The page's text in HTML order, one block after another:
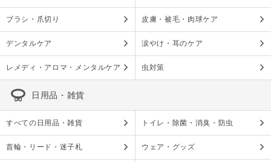
ブラシ・爪切り 皮膚・被毛・肉球ケア
デンタルケア 涙やけ・耳のケア
レメディ・アロマ・メンタルケア 虫対策
日用品・雑貨
すべての日用品・雑貨 トイレ・除菌・消臭・防虫
首輪・リード・迷子札 ウェア・グッズ